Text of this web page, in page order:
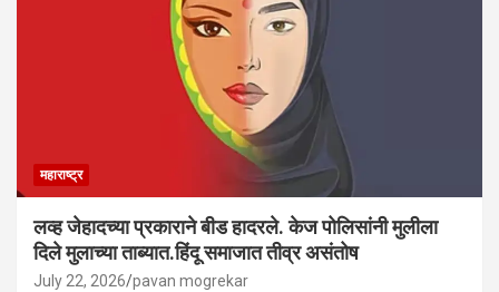
महाराष्ट्र
लव्ह जेहादच्या प्रकाराने बीड हादरले. केज पोलिसांनी मुलीला
दिले मुलाच्या ताब्यात.हिंदू समाजात तीव्र असंतोष
July 22, 2026 pavan mogrekar